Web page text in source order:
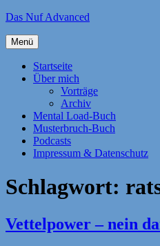
Zum
springen
Das Nuf Advanced
Menü
Startseite
Über mich
Vorträge
Archiv
Mental Load-Buch
Musterbruch-Buch
Podcasts
Impressum & Datenschutz
Schlagwort:
Vettelpower – nein